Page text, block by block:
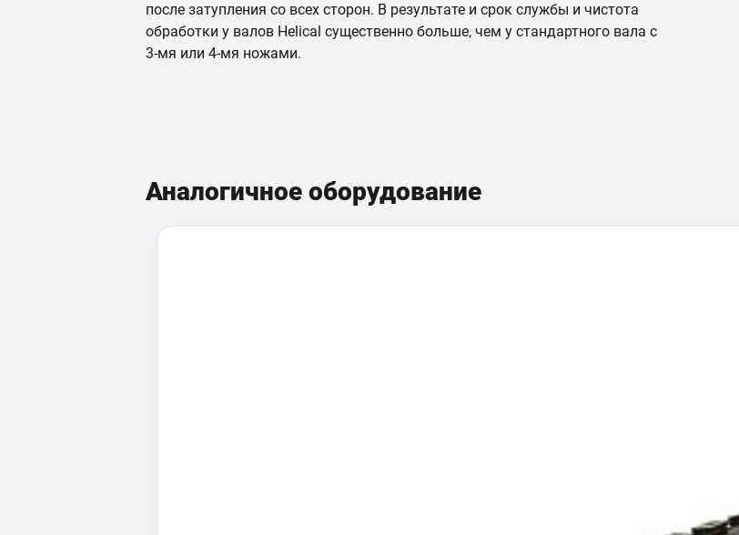
после затупления со всех сторон. В результате и срок службы и чистота
обработки у валов Helical существенно больше, чем у стандартного вала с
3-мя или 4-мя ножами.
Аналогичное оборудование